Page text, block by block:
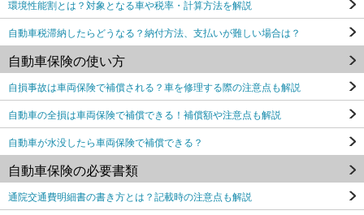
環境性能割とは？対象となる車や税率・計算方法を解説
自動車税滞納したらどうなる？納付方法、支払いが難しい場合は？
自動車保険の使い方
自損事故は車両保険で補償される？車を修理する際の注意点も解説
自動車の全損は車両保険で補償できる！補償額や注意点も解説
自動車が水没したら車両保険で補償できる？
自動車保険の必要書類
通院交通費明細書の書き方とは？記載時の注意点も解説